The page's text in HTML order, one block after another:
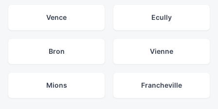
Vence Ecully
Bron Vienne
Mions Francheville